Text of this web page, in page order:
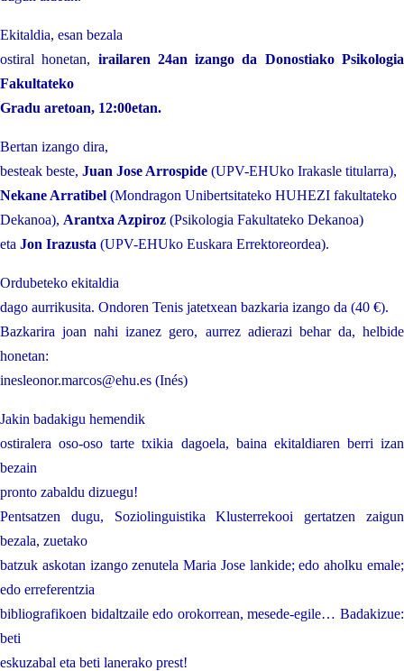
Ekitaldia, esan bezala
ostiral honetan, irailaren 24an izango da Donostiako Psikologia
Fakultateko
Gradu aretoan, 12:00etan.
Bertan izango dira,
besteak beste, Juan Jose Arrospide (UPV-EHUko Irakasle titularra),
Nekane Arratibel (Mondragon Unibertsitateko HUHEZI fakultateko
Dekanoa), Arantxa Azpiroz (Psikologia Fakultateko Dekanoa)
eta Jon Irazusta (UPV-EHUko Euskara Errektoreordea).
Ordubeteko ekitaldia
dago aurrikusita. Ondoren Tenis jatetxean bazkaria izango da (40 €).
Bazkarira joan nahi izanez gero, aurrez adierazi behar da, helbide
honetan:
inesleonor.marcos@ehu.es (Inés)
Jakin badakigu hemendik
ostiralera oso-oso tarte txikia dagoela, baina ekitaldiaren berri izan
bezain
pronto zabaldu dizuegu!
Pentsatzen dugu, Soziolinguistika Klusterrekooi gertatzen zaigun
bezala, zuetako
batzuk askotan izango zenutela Maria Jose lankide; edo aholku emale;
edo erreferentzia
bibliografikoen bidaltzaile edo orokorrean, mesede-egile… Badakizue:
beti
eskuzabal eta beti lanerako prest!